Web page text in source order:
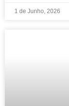
1 de Junho, 2026